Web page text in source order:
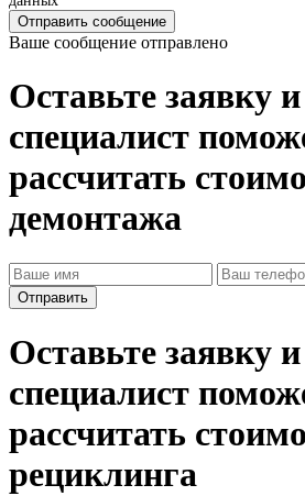
Отправить сообщение
Ваше сообщение отправлено
Оставьте заявку
специалист
рассчитать
демонтажа
Оставьте заявку
специалист
рассчитать
рециклинга